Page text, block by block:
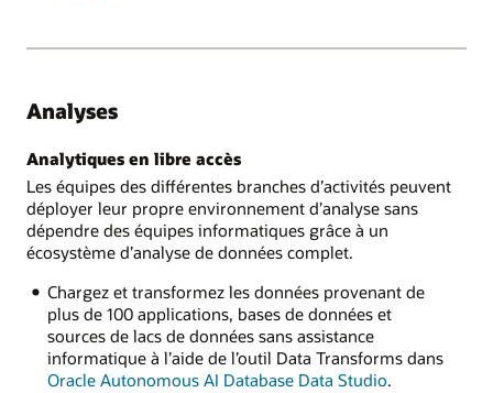
Analyses
Analytiques en libre accès
Les équipes des différentes branches d’activités peuvent
déployer leur propre environnement d’analyse sans
dépendre des équipes informatiques grâce à un
écosystème d’analyse de données complet.
Chargez et transformez les données provenant de
plus de 100 applications, bases de données et
sources de lacs de données sans assistance
informatique à l’aide de l’outil Data Transforms dans
Oracle Autonomous AI Database Data Studio.